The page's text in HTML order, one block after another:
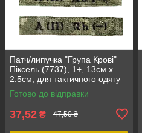
Патч/липучка "Група Крові"
Піксель (7737), 1+, 13см х
2.5см, для тактичного одягу
та спорядження, габардин
Готово до відправки
37,52 ₴ 47,50 ₴